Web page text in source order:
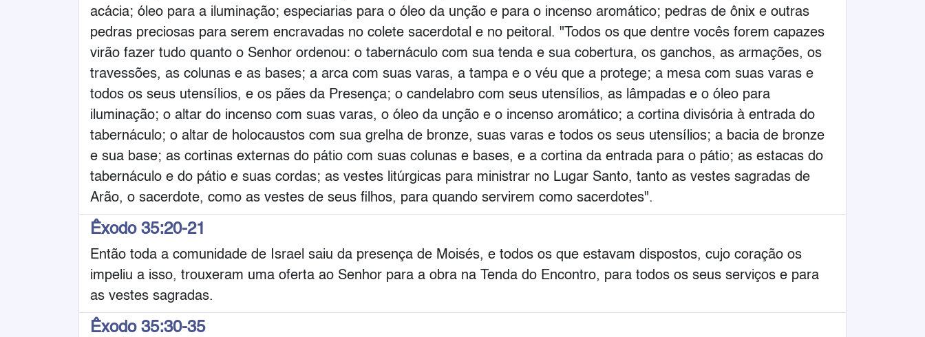
acácia; óleo para a iluminação; especiarias para o óleo da unção e para o incenso aromático; pedras de ônix e outras
pedras preciosas para serem encravadas no colete sacerdotal e no peitoral. "Todos os que dentre vocês forem capazes
virão fazer tudo quanto o Senhor ordenou: o tabernáculo com sua tenda e sua cobertura, os ganchos, as armações, os
travessões, as colunas e as bases; a arca com suas varas, a tampa e o véu que a protege; a mesa com suas varas e
todos os seus utensílios, e os pães da Presença; o candelabro com seus utensílios, as lâmpadas e o óleo para
iluminação; o altar do incenso com suas varas, o óleo da unção e o incenso aromático; a cortina divisória à entrada do
tabernáculo; o altar de holocaustos com sua grelha de bronze, suas varas e todos os seus utensílios; a bacia de bronze
e sua base; as cortinas externas do pátio com suas colunas e bases, e a cortina da entrada para o pátio; as estacas do
tabernáculo e do pátio e suas cordas; as vestes litúrgicas para ministrar no Lugar Santo, tanto as vestes sagradas de
Arão, o sacerdote, como as vestes de seus filhos, para quando servirem como sacerdotes".
Êxodo 35:20-21
Então toda a comunidade de Israel saiu da presença de Moisés, e todos os que estavam dispostos, cujo coração os
impeliu a isso, trouxeram uma oferta ao Senhor para a obra na Tenda do Encontro, para todos os seus serviços e para
as vestes sagradas.
Êxodo 35:30-35